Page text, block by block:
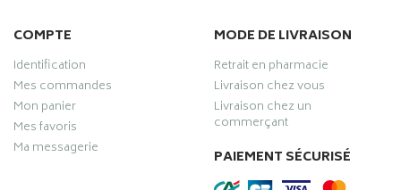
COMPTE
Identification
Mes commandes
Mon panier
Mes favoris
Ma messagerie
MODE DE LIVRAISON
Retrait en pharmacie
Livraison chez vous
Livraison chez un
commerçant
PAIEMENT SÉCURISÉ